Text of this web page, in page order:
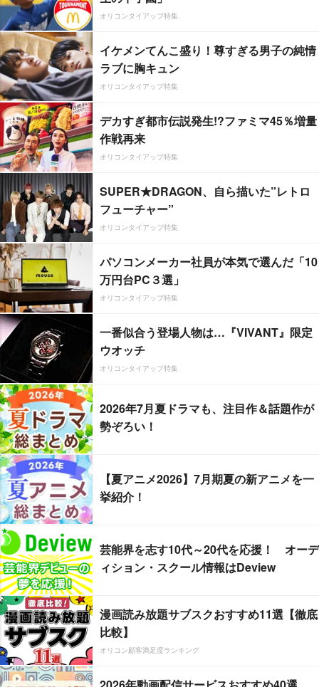
オリコンタイアップ特集
イケメンてんこ盛り！尊すぎる男子の純情
ラブに胸キュン
オリコンタイアップ特集
デカすぎ都市伝説発生!?ファミマ45％増量
作戦再来
オリコンタイアップ特集
SUPER★DRAGON、自ら描いた”レトロ
フューチャー”
オリコンタイアップ特集
パソコンメーカー社員が本気で選んだ「10
万円台PC３選」
オリコンタイアップ特集
一番似合う登場人物は…『VIVANT』限定
ウオッチ
オリコンタイアップ特集
2026年7月夏ドラマも、注目作＆話題作が
勢ぞろい！
【夏アニメ2026】7月期夏の新アニメを一
挙紹介！
芸能界を志す10代～20代を応援！ オーデ
ィション・スクール情報はDeview
漫画読み放題サブスクおすすめ11選【徹底
比較】
オリコン顧客満足度ランキング